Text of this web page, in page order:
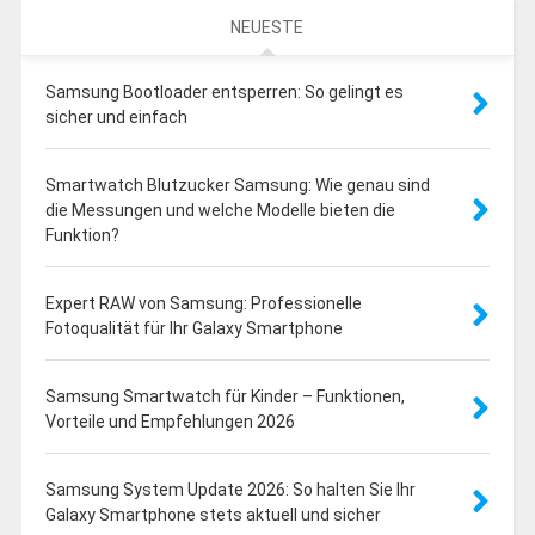
NEUESTE
Samsung Bootloader entsperren: So gelingt es
sicher und einfach
Smartwatch Blutzucker Samsung: Wie genau sind
die Messungen und welche Modelle bieten die
Funktion?
Expert RAW von Samsung: Professionelle
Fotoqualität für Ihr Galaxy Smartphone
Samsung Smartwatch für Kinder – Funktionen,
Vorteile und Empfehlungen 2026
Samsung System Update 2026: So halten Sie Ihr
Galaxy Smartphone stets aktuell und sicher